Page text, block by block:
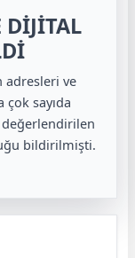
DİJİTAL
adresleri ve
sayıda
bildirilmişti.